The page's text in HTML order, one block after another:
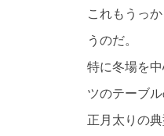
これもうっ
うのだ。
特に冬場を
ツのテーブ
正月太りの